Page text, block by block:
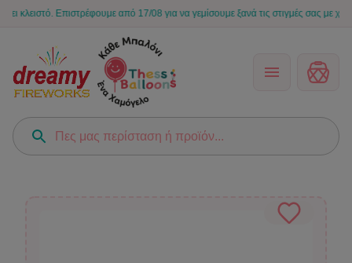
από 17/08 για να γεμίσουμε ξανά τις στιγμές σας με χαμόγελα! 🎈💙